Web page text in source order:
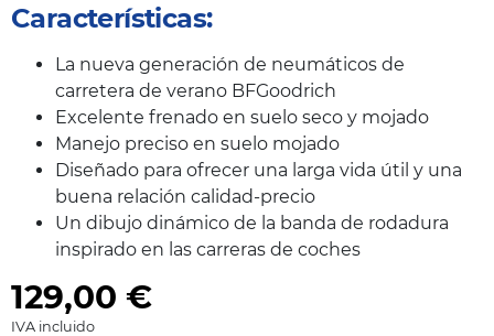
Características:
La nueva generación de neumáticos de
carretera de verano BFGoodrich
Excelente frenado en suelo seco y mojado
Manejo preciso en suelo mojado
Diseñado para ofrecer una larga vida útil y una
buena relación calidad-precio
Un dibujo dinámico de la banda de rodadura
inspirado en las carreras de coches
129,00 €
IVA incluido